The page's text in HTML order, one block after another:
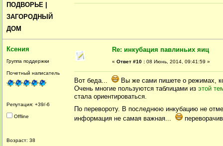
ПОДВОРЬЕ |
ЗАГОРОДНЫЙ
ДОМ
Ксения
Группа поддержки
Почетный написатель
Репутация: +39/-6
Offline
Возраст: 38
Re: инкубация павлиньих яиц
« Ответ #10 : 08 Июнь, 2014, 09:41:59 »
Вот беда...
Вы же сами пишете о режимах,
Очень многие пользуются таблицами из этой
стала ориентироваться.
По перевороту. В последнюю инкубацию не
информация не самая важная...